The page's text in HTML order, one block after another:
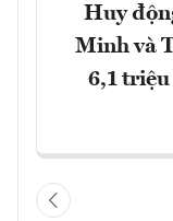
Huy
Minh và
6,1 triệu